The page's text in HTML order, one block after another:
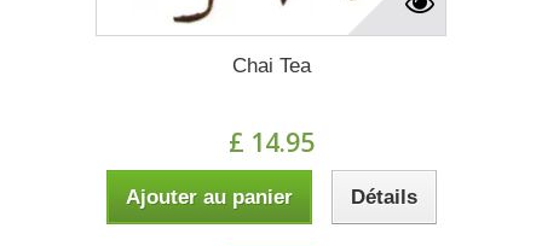
Chai Tea
£ 14.95
Ajouter au panier Détails